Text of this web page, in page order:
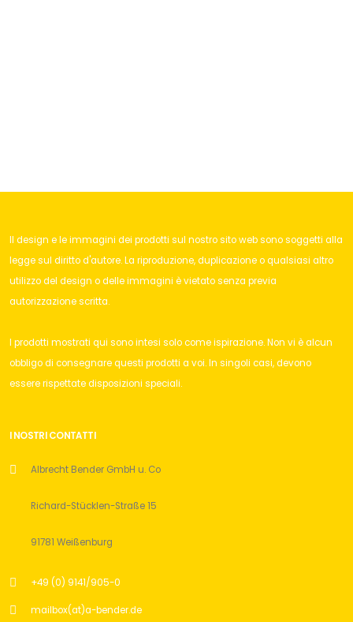
Il design e le immagini dei prodotti sul nostro sito web sono soggetti alla
legge sul diritto d'autore. La riproduzione, duplicazione o qualsiasi altro
utilizzo del design o delle immagini è vietato senza previa
autorizzazione scritta.
I prodotti mostrati qui sono intesi solo come ispirazione. Non vi è alcun
obbligo di consegnare questi prodotti a voi. In singoli casi, devono
essere rispettate disposizioni speciali.
I NOSTRI CONTATTI
Albrecht Bender GmbH u. Co
Richard-Stücklen-Straße 15
91781 Weißenburg
+49 (0) 9141/905-0
mailbox(at)a-bender.de